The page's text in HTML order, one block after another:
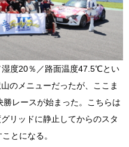
度20％／路面温度47.5℃とい
のメニューだったが、ここま
レースが始まった。こちらは
リッドに静止してからのスタ
とになる。